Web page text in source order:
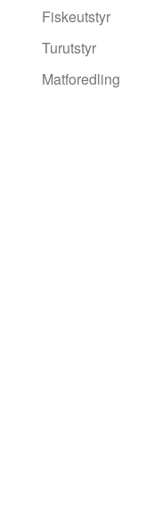
Fiskeutstyr
Turutstyr
Matforedling